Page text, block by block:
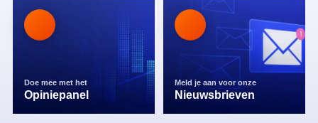
Doe mee met het
Opiniepanel
Meld je aan voor onze
Nieuwsbrieven